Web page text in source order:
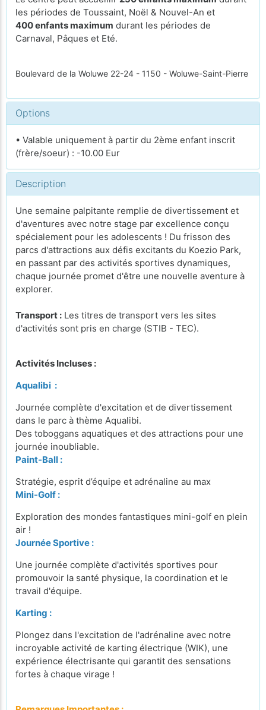
les périodes de Toussaint, Noël & Nouvel-An et
400 enfants maximum durant les périodes de
Carnaval, Pâques et Eté.
Boulevard de la Woluwe 22-24 - 1150 - Woluwe-Saint-Pierre
Options
• Valable uniquement à partir du 2ème enfant inscrit
(frère/soeur) : -10.00 Eur
Description
Une semaine palpitante remplie de divertissement et
d'aventures avec notre stage par excellence conçu
spécialement pour les adolescents ! Du frisson des
parcs d'attractions aux défis excitants du Koezio Park,
en passant par des activités sportives dynamiques,
chaque journée promet d'être une nouvelle aventure à
explorer.
Transport : Les titres de transport vers les sites
d'activités sont pris en charge (STIB - TEC).
Activités Incluses :
Aqualibi :
Journée complète d'excitation et de divertissement
dans le parc à thème Aqualibi.
Des toboggans aquatiques et des attractions pour une
journée inoubliable.
Paint-Ball :
Stratégie, esprit d’équipe et adrénaline au max
Mini-Golf :
Exploration des mondes fantastiques mini-golf en plein
air !
Journée Sportive :
Une journée complète d'activités sportives pour
promouvoir la santé physique, la coordination et le
travail d'équipe.
Karting :
Plongez dans l'excitation de l'adrénaline avec notre
incroyable activité de karting électrique (WIK), une
expérience électrisante qui garantit des sensations
fortes à chaque virage !